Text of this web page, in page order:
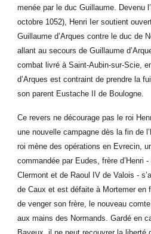
menée par le duc Guillaume. Devenu
octobre 1052), Henri Ier soutient
Guillaume d’Arques contre le duc de
allant au secours de Guillaume
combat livré à Saint-Aubin-sur-Scie,
d’Arques est contraint de prendre la
son parent Eustache II de Boulogne.
Ce revers ne décourage pas le roi
une nouvelle campagne dès la fin de
roi mène des opérations en Evrecin,
commandée par Eudes, frère d’Henri
Clermont et de Raoul IV de Valois -
de Caux et est défaite à Mortemer en
de venger son frère, le nouveau
aux mains des Normands. Gardé en